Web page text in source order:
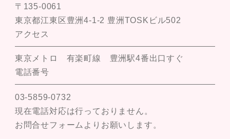
〒135-0061
東京都江東区豊洲4-1-2 豊洲TOSKビル502
アクセス
東京メトロ 有楽町線 豊洲駅4番出口すぐ
電話番号
03-5859-0732
現在電話対応は行っておりません。
お問合せフォームよりお願いします。